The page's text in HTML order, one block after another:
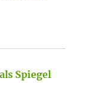
Spiegel